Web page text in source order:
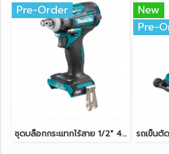
Pre-Order
ชุดบล็อกกระแทกไร้สาย 1/2" 40V-BL MAKITA TW004GD201
New
Pre-